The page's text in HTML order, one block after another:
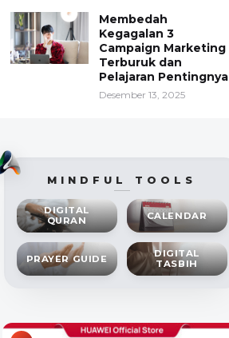
Membedah
Kegagalan 3
Campaign Marketing
Terburuk dan
Pelajaran Pentingnya
Desember 13, 2025
MINDFUL TOOLS
DIGITAL
QURAN
CALENDAR
PRAYER GUIDE
DIGITAL
TASBIH